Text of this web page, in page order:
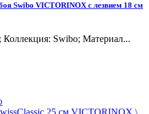
Swibo VICTORINOX с лезвием 18 см
Swibo; Материал...